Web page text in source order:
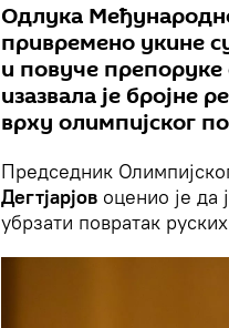
Одлука
привремено укине
и повуче
изазвала је бројне
врху олимпијског
Председник
Дегтјарјов оценио је да
убрзати повратак